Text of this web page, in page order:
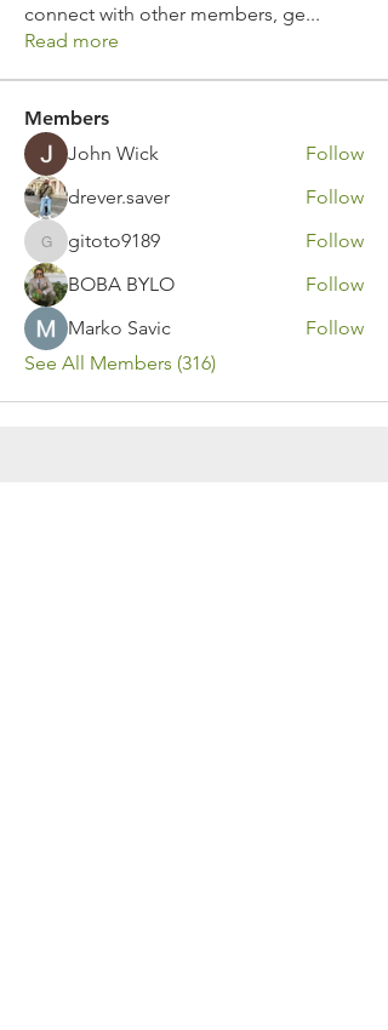
connect with other members, ge...
Read more
Members
John Wick
Follow
drever.saver
Follow
gitoto9189
gitoto9189
Follow
BOBA BYLO
Follow
Marko Savic
Follow
See All Members (316)